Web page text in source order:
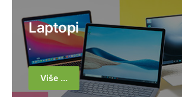
Laptopi
.
Više ...